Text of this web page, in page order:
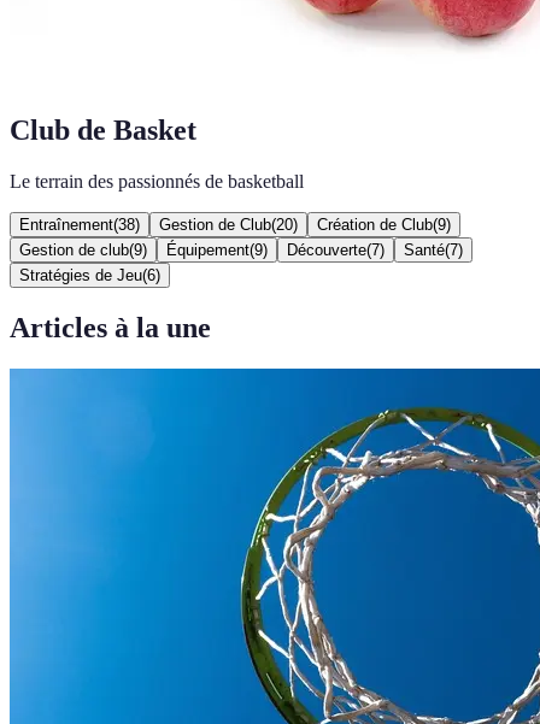
Club de Basket
Le terrain des passionnés de basketball
Entraînement(38) Gestion de Club(20) Création de Club(9)
Gestion de club(9) Équipement(9) Découverte(7) Santé(7)
Stratégies de Jeu(6)
Articles à la une